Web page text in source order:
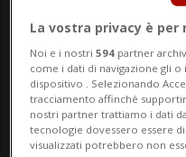
schierato in favore
diffondere
ridotte, adatti
La vostra privacy è
Noi e i nostri594 partner
come i dati di navigazione gli
dispositivo . Selezionando
tracciamento affinché
nostri partner trattiamo i dati
tecnologie dovessero essere
visualizzati potrebbero non